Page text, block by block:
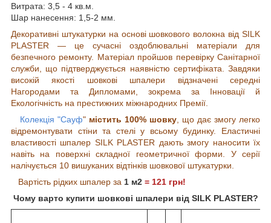
Витрата: 3,5 - 4 кв.м.
Шар нанесення: 1,5-2 мм.
Декоративні штукатурки на основі шовкового волокна від SILK
PLASTER — це сучасні оздоблювальні матеріали для
безпечного ремонту. Матеріал пройшов перевірку Санітарної
служби, що підтверджується наявністю сертифіката. Завдяки
високій якості шовкові шпалери відзначені середні
Нагородами та Дипломами, зокрема за Інновації й
Екологічність на престижних міжнародних Премії.
Колекція "Сауф" містить 100% шовку , що дає змогу легко
відремонтувати стіни та стелі у всьому будинку. Еластичні
властивості шпалер SILK PLASTER дають змогу наносити їх
навіть на поверхні складної геометричної форми. У серії
налічується 10 вишуканих відтінків шовкової штукатурки.
Вартість рідких шпалер за 1 м2 = 121 грн!
Чому варто купити шовкові шпалери від SILK PLASTER?